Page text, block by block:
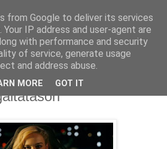
a
from Google to deliver its services
IP address and user-agent are
with performance and security
of service, generate usage
and address abuse.
MORE GOT IT